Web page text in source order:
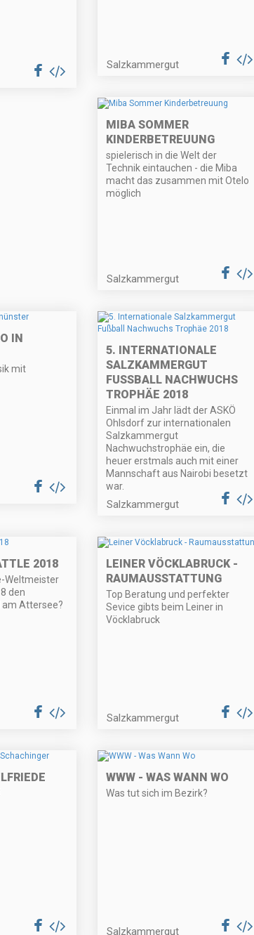
Salzkammergut
MIBA SOMMER
KINDERBETREUUNG
spielerisch in die Welt der
Technik eintauchen - die Miba
macht das zusammen mit Otelo
möglich
Salzkammergut
IN
mit
5. INTERNATIONALE
SALZKAMMERGUT
FUSSBALL NACHWUCHS T
ROPHÄE 2018
Einmal im Jahr lädt der ASKÖ
Ohlsdorf zur internationalen
Salzkammergut
Nachwuchstrophäe ein, die
heuer erstmals auch mit einer
Mannschaft aus Nairobi besetzt
war.
Salzkammergut
2018
Weltmeister
den
Attersee?
LEINER VÖCKLABRUCK -
RAUMAUSSTATTUNG
Top Beratung und perfekter
Sevice gibts beim Leiner in
Vöcklabruck
Salzkammergut
WWW - WAS WANN WO
Was tut sich im Bezirk?
Salzkammergut